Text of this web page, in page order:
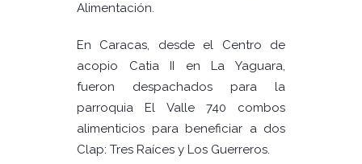
Alimentación.
En Caracas, desde el Centro de
acopio Catia II en La Yaguara,
fueron despachados para la
parroquia El Valle 740 combos
alimenticios para beneficiar a dos
Clap: Tres Raíces y Los Guerreros.